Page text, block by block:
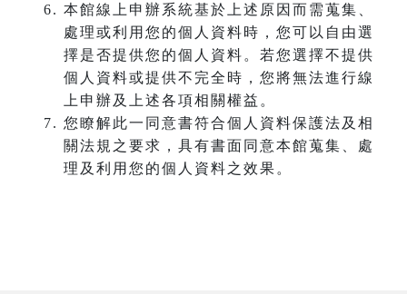
本館線上申辦系統基於上述原因而需蒐集、
處理或利用您的個人資料時，您可以自由選
擇是否提供您的個人資料。若您選擇不提供
個人資料或提供不完全時，您將無法進行線
上申辦及上述各項相關權益。
您瞭解此一同意書符合個人資料保護法及相
關法規之要求，具有書面同意本館蒐集、處
理及利用您的個人資料之效果。